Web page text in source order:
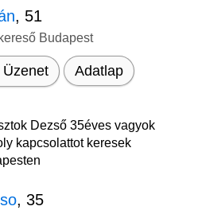
, 51
Budapest
Üzenet Adatlap
Dezső 35éves vagyok
kapcsolattot keresek
, 35